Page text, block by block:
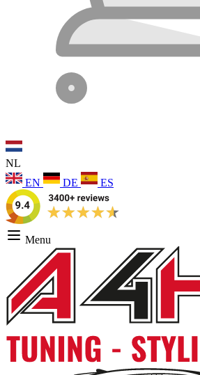
NL
EN
DE ES
Menu